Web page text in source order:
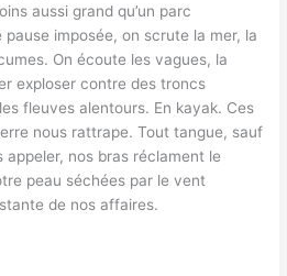
aussi grand qu’un parc
pause imposée, on scrute la mer, la
On écoute les vagues, la
exploser contre des troncs
fleuves alentours. En kayak. Ces
nous rattrape. Tout tangue, sauf
appeler, nos bras réclament le
peau séchées par le vent
de nos affaires.